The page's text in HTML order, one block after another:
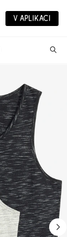
V APLIKACI